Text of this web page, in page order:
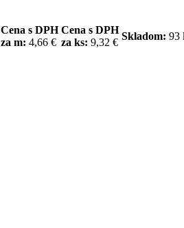
Cena s DPH
za m: 4,66 €
Cena s DPH
za ks: 9,32 €
Skladom: 93